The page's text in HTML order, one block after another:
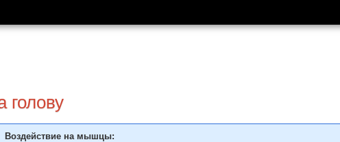
голову
Воздействие на мышцы: